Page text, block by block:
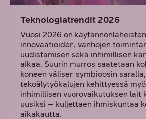
Teknologiatrendit 2026
Vuosi 2026 on käytännönläheisten
innovaatioiden, vanhojen
uudistamisen sekä inhimillisen
aikaa. Suurin murros saatetaan
koneen välisen symbioosin
tekoälytyökalujen kehittyessä
inhimillisen vuorovaikutuksen lait
uusiksi – kuljettaen ihmiskuntaa
aikakautta.